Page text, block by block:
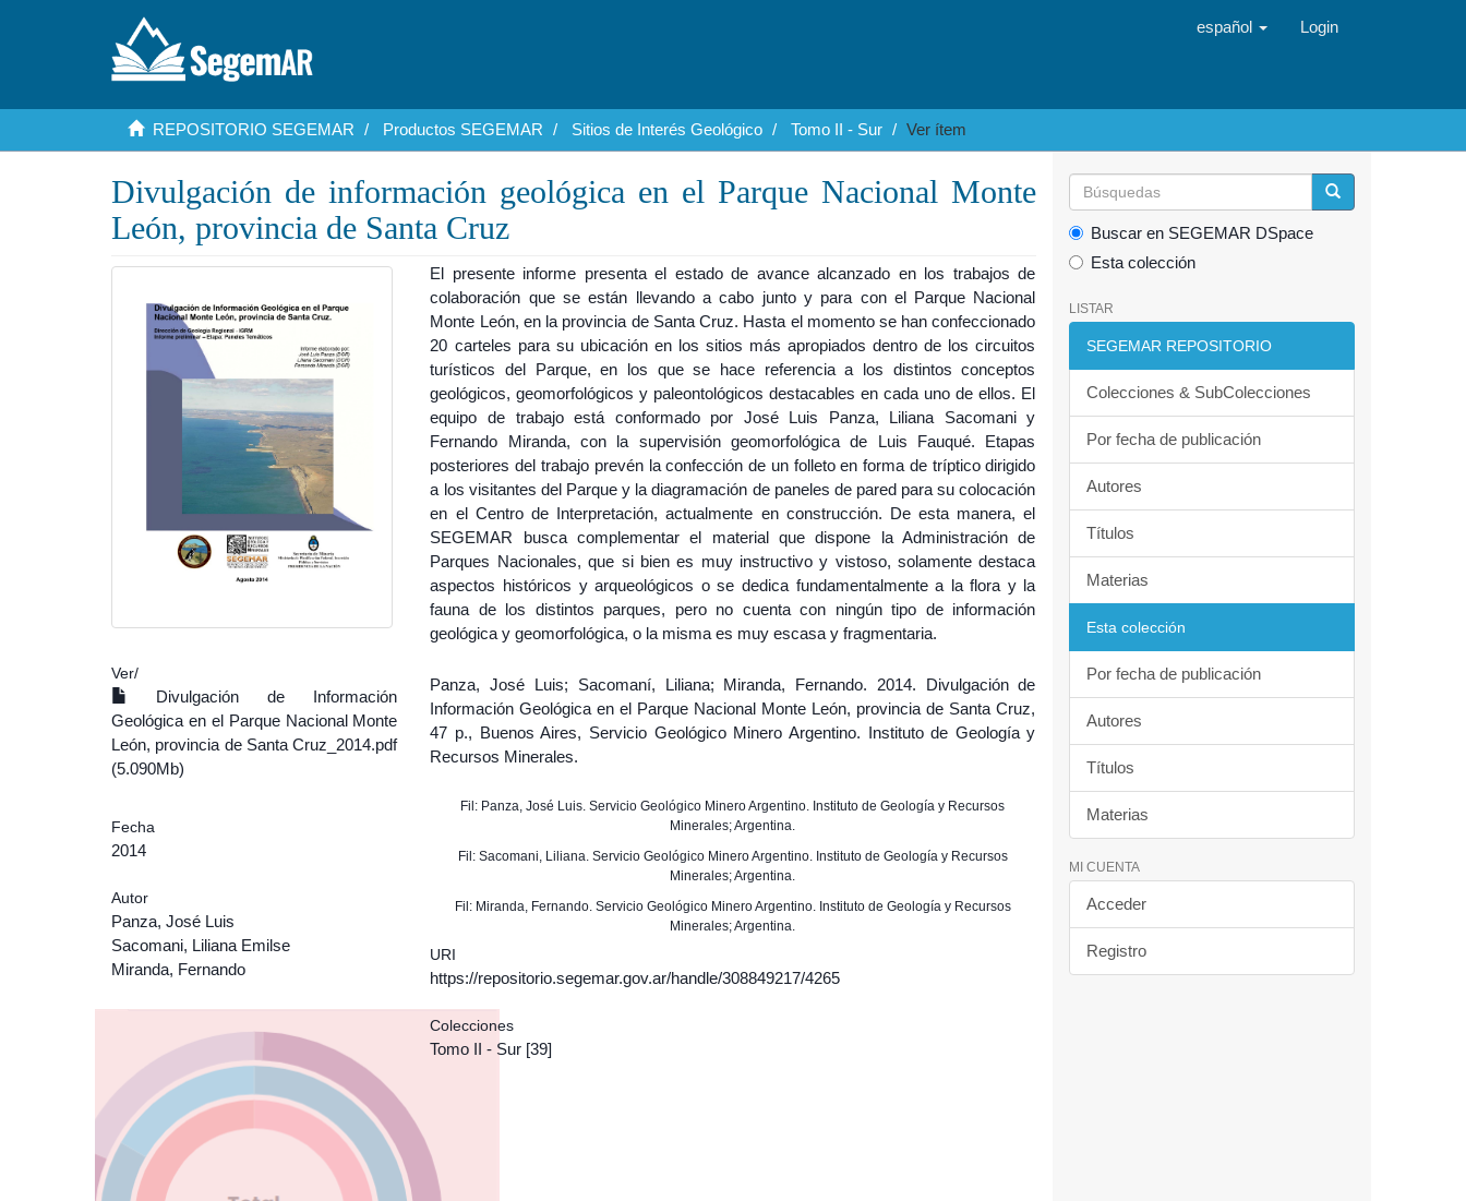
español Login
REPOSITORIO SEGEMAR Productos SEGEMAR Sitios de Interés Geológico Tomo II - Sur Ver ítem
Divulgación de información geológica en el Parque Nacional Monte
León, provincia de Santa Cruz
Ver/
Divulgación de Información
Geológica en el Parque Nacional Monte
León, provincia de Santa Cruz_2014.pdf
(5.090Mb)
Fecha
2014
Autor
Panza, José Luis
Sacomani, Liliana Emilse
Miranda, Fernando
El presente informe presenta el estado de avance alcanzado en los trabajos de
colaboración que se están llevando a cabo junto y para con el Parque Nacional
Monte León, en la provincia de Santa Cruz. Hasta el momento se han confeccionado
20 carteles para su ubicación en los sitios más apropiados dentro de los circuitos
turísticos del Parque, en los que se hace referencia a los distintos conceptos
geológicos, geomorfológicos y paleontológicos destacables en cada uno de ellos. El
equipo de trabajo está conformado por José Luis Panza, Liliana Sacomani y
Fernando Miranda, con la supervisión geomorfológica de Luis Fauqué. Etapas
posteriores del trabajo prevén la confección de un folleto en forma de tríptico dirigido
a los visitantes del Parque y la diagramación de paneles de pared para su colocación
en el Centro de Interpretación, actualmente en construcción. De esta manera, el
SEGEMAR busca complementar el material que dispone la Administración de
Parques Nacionales, que si bien es muy instructivo y vistoso, solamente destaca
aspectos históricos y arqueológicos o se dedica fundamentalmente a la flora y la
fauna de los distintos parques, pero no cuenta con ningún tipo de información
geológica y geomorfológica, o la misma es muy escasa y fragmentaria.
Panza, José Luis; Sacomaní, Liliana; Miranda, Fernando. 2014. Divulgación de
Información Geológica en el Parque Nacional Monte León, provincia de Santa Cruz,
47 p., Buenos Aires, Servicio Geológico Minero Argentino. Instituto de Geología y
Recursos Minerales.
Fil: Panza, José Luis. Servicio Geológico Minero Argentino. Instituto de Geología y Recursos
Minerales; Argentina.
Fil: Sacomani, Liliana. Servicio Geológico Minero Argentino. Instituto de Geología y Recursos
Minerales; Argentina.
Fil: Miranda, Fernando. Servicio Geológico Minero Argentino. Instituto de Geología y Recursos
Minerales; Argentina.
URI
https://repositorio.segemar.gov.ar/handle/308849217/4265
Colecciones
Tomo II - Sur [39]
Buscar en SEGEMAR DSpace
Esta colección
LISTAR
SEGEMAR REPOSITORIO
Colecciones & SubColecciones
Por fecha de publicación
Autores
Títulos
Materias
Esta colección
Por fecha de publicación
Autores
Títulos
Materias
MI CUENTA
Acceder
Registro